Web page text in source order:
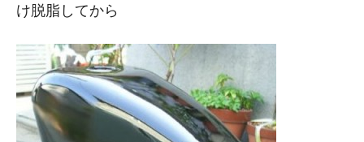
け脱脂してから